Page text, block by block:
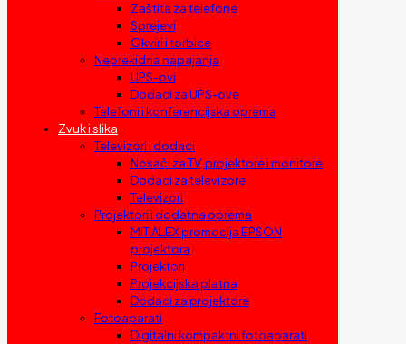
Zaštita za telefone
Sprejevi
Okviri i torbice
Neprekidna napajanja
UPS-ovi
Dodaci za UPS-ove
Telefoni i konferencijska oprema
Zvuk i slika
Televizori i dodaci
Nosači za TV, projektore i monitore
Dodaci za televizore
Televizori
Projektori i dodatna oprema
MIT ALEX promocija EPSON
projektora
Projektori
Projekcijska platna
Dodaci za projektore
Fotoaparati
Digitalni kompaktni fotoaparati